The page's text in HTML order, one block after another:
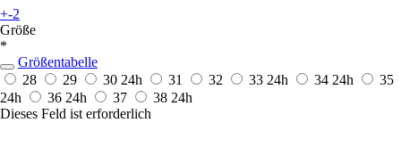
+-2
Größe
*
Größentabelle
28
29 30 24h 31 32 33 24h 34 24h
35
24h
36 24h 37 38 24h
Dieses Feld ist erforderlich